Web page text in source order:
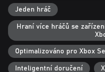
Jeden hráč
Hraní více hráčů se
Optimalizováno pro Xbox
Inteligentní doručení